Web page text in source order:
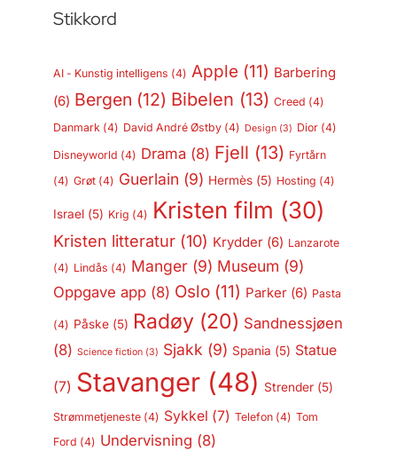
Stikkord
AI - Kunstig intelligens (4) Apple (11) Barbering
(6) Bergen (12) Bibelen (13) Creed (4)
Danmark(4) David André Østby(4) Design(3) Dior(4)
Disneyworld (4) Drama (8) Fjell (13) Fyrtårn
(4) Grøt(4) Guerlain (9) Hermès(5) Hosting (4)
Israel(5) Krig (4) Kristen film (30)
Kristen litteratur(10) Krydder(6) Lanzarote
(4) Lindås (4) Manger(9) Museum (9)
Oppgave app(8) Oslo(11) Parker(6) Pasta
(4) Påske(5) Radøy(20) Sandnessjøen
(8) Science fiction(3) Sjakk (9) Spania (5) Statue
(7) Stavanger(48) Strender(5)
Strømmetjeneste(4) Sykkel (7) Telefon(4) Tom
Ford (4) Undervisning (8)